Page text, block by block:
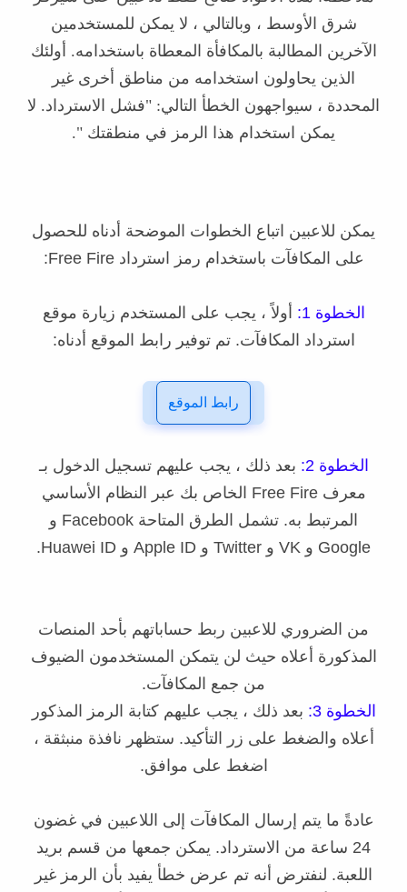
شرق الأوسط ، وبالتالي ، لا يمكن للمستخدمين
الآخرين المطالبة بالمكافأة المعطاة باستخدامه. أولئك
الذين يحاولون استخدامه من مناطق أخرى غير
المحددة ، سيواجهون الخطأ التالي: "فشل الاسترداد. لا
يمكن استخدام هذا الرمز في منطقتك ".
يمكن للاعبين اتباع الخطوات الموضحة أدناه للحصول
على المكافآت باستخدام رمز استرداد Free Fire:
الخطوة 1:
أولاً ، يجب على المستخدم زيارة موقع
استرداد المكافآت. تم توفير رابط الموقع أدناه:
رابط الموقع
الخطوة 2:
بعد ذلك ، يجب عليهم تسجيل الدخول بـ
معرف Free Fire الخاص بك عبر النظام الأساسي
المرتبط به. تشمل الطرق المتاحة Facebook و
Google و VK و Twitter و Apple ID و Huawei ID.
من الضروري للاعبين ربط حساباتهم بأحد المنصات
المذكورة أعلاه حيث لن يتمكن المستخدمون الضيوف
من جمع المكافآت.
الخطوة 3:
بعد ذلك ، يجب عليهم كتابة الرمز المذكور
أعلاه والضغط على زر التأكيد. ستظهر نافذة منبثقة ،
اضغط على موافق.
عادةً ما يتم إرسال المكافآت إلى اللاعبين في غضون
24 ساعة من الاسترداد. يمكن جمعها من قسم بريد
اللعبة. لنفترض أنه تم عرض خطأ يفيد بأن الرمز غير